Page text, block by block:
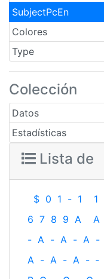
SubjectPcEn
Colores
Type
Colección
Datos
Estadísticas
Lista de
$ 0 1 - 1 1
6 7 8 9 A A
- A - A - A -
A - A - A - ‐